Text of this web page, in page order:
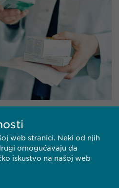
web stranici. Neki od njih
omogućavaju da
iskustvo na našoj web